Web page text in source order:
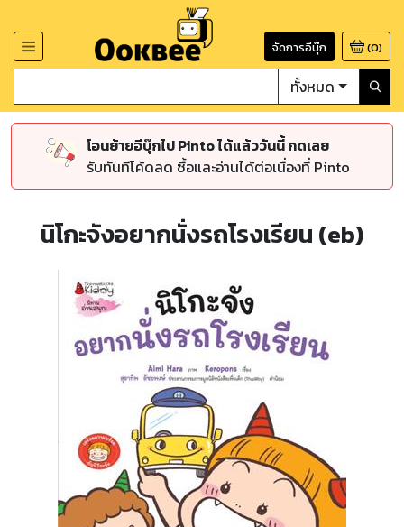
จัดการอีบุ๊ก (0)
ทั้งหมด
โอนย้ายอีบุ๊กไป Pinto ได้แล้ววันนี้ กดเลย
รับทันทีโค้ดลด ซื้อและอ่านได้ต่อเนื่องที่ Pinto
นิโกะจังอยากนั่งรถโรงเรียน (eb)